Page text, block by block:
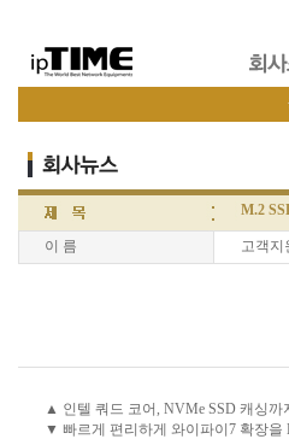
M.2
이 름 고객지
▲ 인텔 쿼드 코어, NVMe SSD 캐싱까
▼ 빠르게 편리하게 와이파이7 확장을